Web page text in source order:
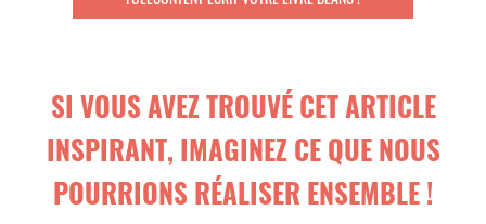
SI VOUS AVEZ TROUVÉ CET ARTICLE
INSPIRANT, IMAGINEZ CE QUE NOUS
POURRIONS RÉALISER ENSEMBLE !